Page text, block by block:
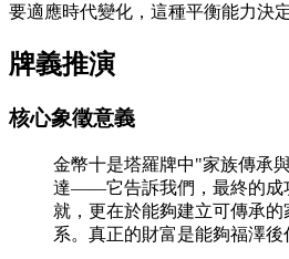
要適應時代變化，這種平衡能力決
牌義推演
核心象徵意義
金幣十是塔羅牌中"家族傳承
達——它告訴我們，最終的成
就，更在於能夠建立可傳承
系。真正的財富是能夠福澤後